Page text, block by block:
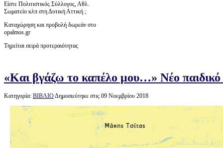
Είστε Πολιτιστικός Σύλλογος, Αθλ.
Σωματείο κλπ στη Δυτική Αττική ;
Καταχώρηση και προβολή δωρεάν στο
opalmos.gr
Τηρείται σειρά προτεραιότητας
«Και βγάζω το καπέλο μου…» Νέο
Κατηγορία: ΒΙΒΛΙΟΔημοσιεύτηκε στις 09 Νοεμβρίου 2018